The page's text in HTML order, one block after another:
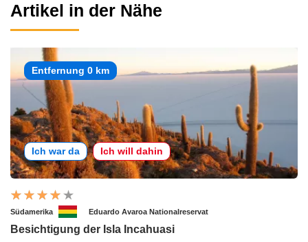
Artikel in der Nähe
Entfernung 0 km
Ich war da Ich will dahin
Südamerika Eduardo Avaroa Nationalreservat
Besichtigung der Isla Incahuasi